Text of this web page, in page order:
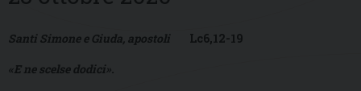
Santi Simone e Giuda, apostoli Lc6,12-19
«E ne scelse dodici».